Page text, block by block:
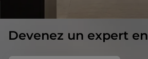
Devenez un expert